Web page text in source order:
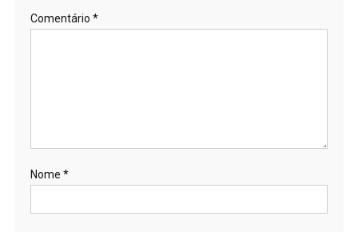
Comentário *
Nome *